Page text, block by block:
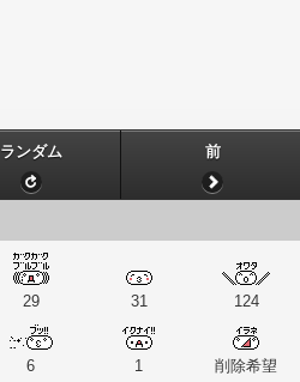
ランダム 前
29 31 124
6 1 削除希望